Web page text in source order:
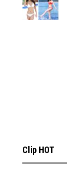
Clip HOT